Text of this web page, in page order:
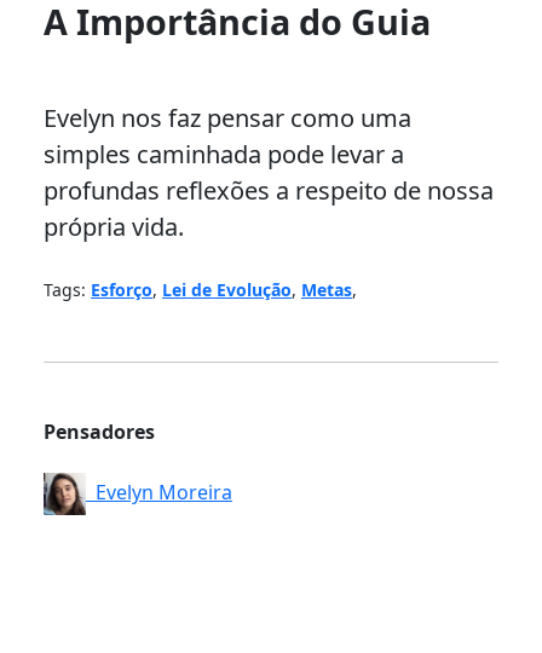
A Importância do Guia
Evelyn nos faz pensar como uma
simples caminhada pode levar a
profundas reflexões a respeito de nossa
própria vida.
Tags: Esforço, Lei de Evolução, Metas,
Pensadores
Evelyn Moreira